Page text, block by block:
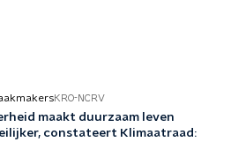
KRO-NCRV
maakt duurzaam leven
constateert Klimaatraad: